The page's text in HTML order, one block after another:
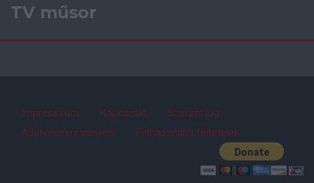
TV műsor
Impresszum Kapcsolat
Szerzői jog
Adatvédelmi irányelv
Felhasználói feltételek